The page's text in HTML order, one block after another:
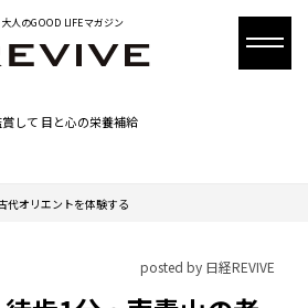
大人のGOOD LIFEマガジン
して 目と心の栄養補給
代オリエントを体験する
posted by 日経REVIVE